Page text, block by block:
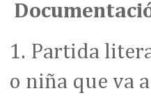
1. Partida
o niña que va